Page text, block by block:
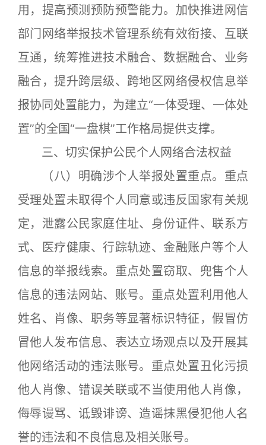
用，提高预测预防预警能力。加快推进网信
部门网络举报技术管理系统有效衔接、互联
互通，统筹推进技术融合、数据融合、业务
融合，提升跨层级、跨地区网络侵权信息举
报协同处置能力，为建立“一体受理、一体处
置”的全国“一盘棋”工作格局提供支撑。
三、切实保护公民个人网络合法权益
（八）明确涉个人举报处置重点。重点
受理处置未取得个人同意或违反国家有关规
定，泄露公民家庭住址、身份证件、联系方
式、医疗健康、行踪轨迹、金融账户等个人
信息的举报线索。重点处置窃取、兜售个人
信息的违法网站、账号。重点处置利用他人
姓名、肖像、职务等显著标识特征，假冒仿
冒他人发布信息、表达立场观点以及开展其
他网络活动的违法账号。重点处置丑化污损
他人肖像、错误关联或不当使用他人肖像，
侮辱谩骂、诋毁诽谤、造谣抹黑侵犯他人名
誉的违法和不良信息及相关账号。